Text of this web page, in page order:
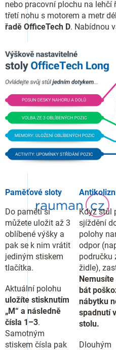
nebo pracovní plochu na lehčí
třetí nohu s motorem a metr
řadě OfficeTech D. Nabídnou
Paměťové sloty
Do paměti si
můžete uložit až 3
oblíbené výšky a
pak se k nim vrátit
jediným stiskem
tlačítka.
Aktuální polohu
uložíte stisknutím
„M“ a následně
čísla 1–3.
Samotným
stiskem čísla pak
Když stůl
sjíždění
polohy
odpor
područku
židle),
bát
nábytku
spadnutí
stolu.
Dlouhým